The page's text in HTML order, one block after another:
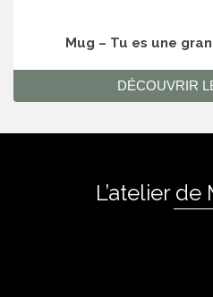
Mug – Tu es une
DÉCOUVRIR
L’atelier